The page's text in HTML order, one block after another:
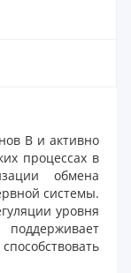
B и активно
процессах в
обмена
системы.
уровня